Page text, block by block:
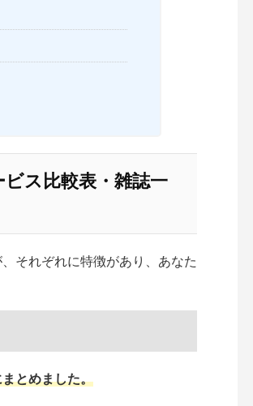
ビス比較表・雑誌一
それぞれに特徴があり、あなた
とめました。